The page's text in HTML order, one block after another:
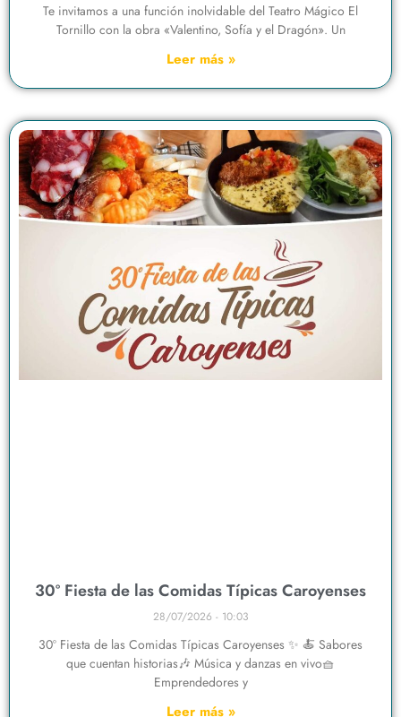
Te invitamos a una función inolvidable del Teatro Mágico El
Tornillo con la obra «Valentino, Sofía y el Dragón». Un
Leer más »
30º Fiesta de las Comidas Típicas Caroyenses
28/07/2026 10:03
30º Fiesta de las Comidas Típicas Caroyenses ✨ 🍝 Sabores
que cuentan historias🎶 Música y danzas en vivo🧺
Emprendedores y
Leer más »